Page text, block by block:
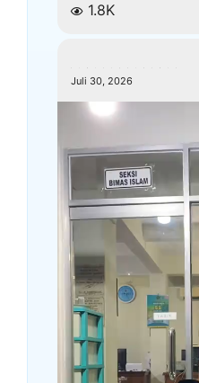
1.8K
Juli 30, 2026